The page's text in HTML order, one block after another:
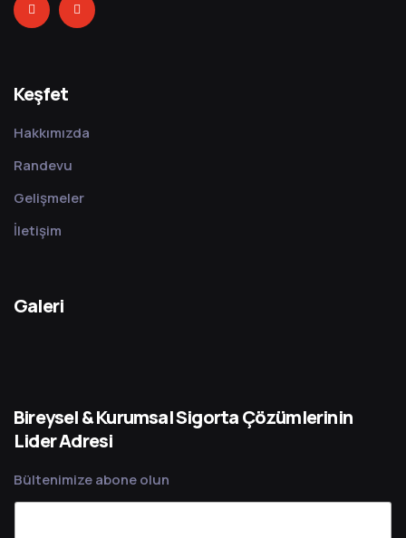
Keşfet
Hakkımızda
Randevu
Gelişmeler
İletişim
Galeri
Bireysel & Kurumsal Sigorta Çözümlerinin
Lider Adresi
Bültenimize abone olun